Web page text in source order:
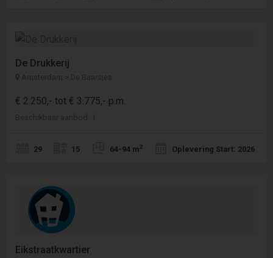
De Drukkerij
Amsterdam > De Baarsjes
€ 2.250,- tot € 3.775,- p.m.
Beschikbaar aanbod: 1
29 15 64-94 m2 Oplevering Start: 2026
Eikstraatkwartier